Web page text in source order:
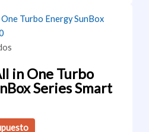
in One Turbo
Series Smart